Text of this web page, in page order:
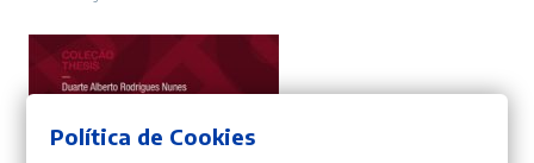
original
era:
19,61 €.
é:
Política de Cookies